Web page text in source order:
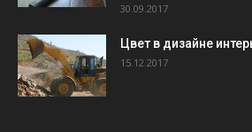
30.09.2017
Цвет в дизайне
15.12.2017